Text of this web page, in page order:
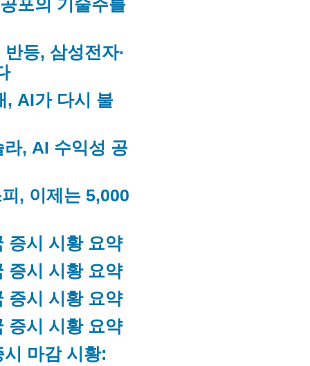
포의 기술주를
등, 삼성전자·
, AI가 다시 불
, AI 수익성 공
, 이제는 5,000
증시 시황 요약
증시 시황 요약
증시 시황 요약
증시 시황 요약
마감 시황: